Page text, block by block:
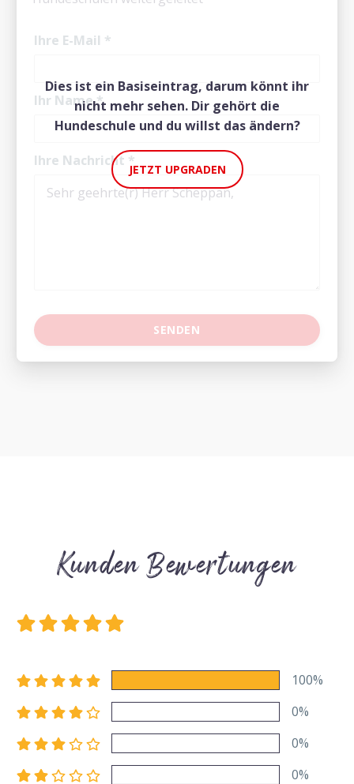
Dies ist ein Basiseintrag, darum könnt ihr
nicht mehr sehen. Dir gehört die
Hundeschule und du willst das ändern?
JETZT UPGRADEN
Ihre E-Mail *
Ihr Name*
Ihre Nachricht *
Kunden Bewertungen
100%
0%
0%
0%